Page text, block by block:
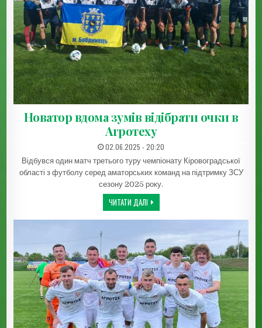
Новатор вдома зумів відібрати очки в
Агротеху
ДАТА ЗАПИСИ:
02.06.2025 - 20:20
Відбувся один матч третього туру чемпіонату Кіровоградської
області з футболу серед аматорських команд на підтримку ЗСУ
сезону 2025 року.
ЧИТАТИ ДАЛІНОВАТОР ВДОМА ЗУМІВ ВІДІБРАТИ